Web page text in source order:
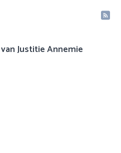
Justitie Annemie